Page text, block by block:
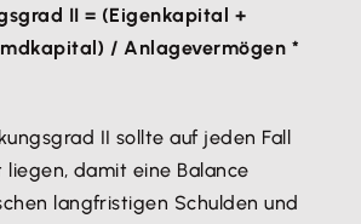
II = (Eigenkapital +
/ Anlagevermögen *
II sollte auf jeden Fall
liegen, damit eine Balance
langfristigen Schulden und